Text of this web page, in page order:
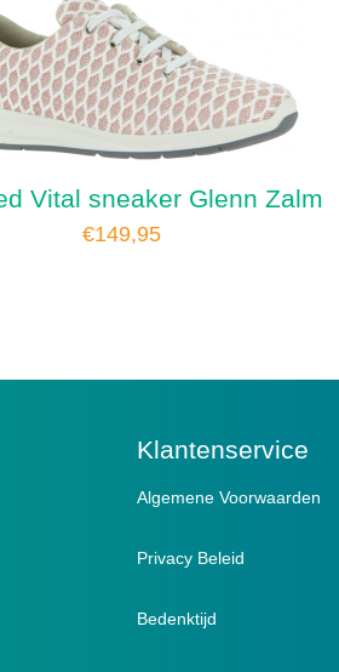
Vital sneaker Glenn Zalm
€149,95
Klantenservice
Algemene Voorwaarden
Privacy Beleid
Bedenktijd